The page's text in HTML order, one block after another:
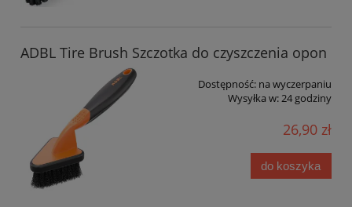
ADBL Tire Brush Szczotka do czyszczenia opon
Dostępność: na wyczerpaniu
Wysyłka w:24 godziny
26,90 zł
do koszyka